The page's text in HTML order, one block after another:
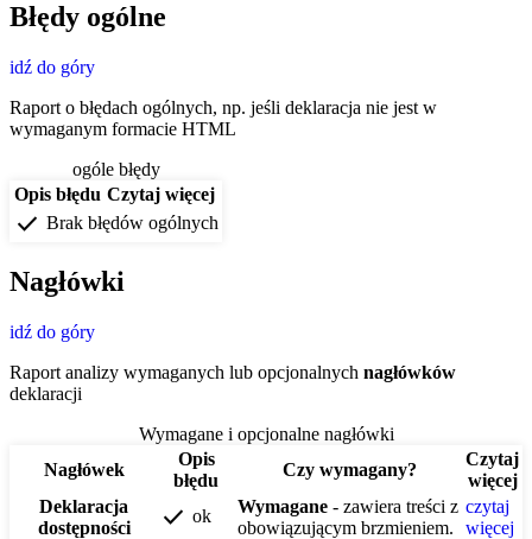
Błędy ogólne
idź do góry
Raport o błędach ogólnych, np. jeśli deklaracja nie jest w
wymaganym formacie HTML
ogóle błędy
Opis błędu Czytaj więcej
check Brak błędów ogólnych
Nagłówki
idź do góry
Raport analizy wymaganych lub opcjonalnych nagłówków
deklaracji
Wymagane i opcjonalne nagłówki
Nagłówek
Opis
błędu
Czy wymagany?
Czytaj
więcej
Deklaracja
dostępności
check ok Wymagane - zawiera treści z
obowiązującym brzmieniem.
czytaj
więcej